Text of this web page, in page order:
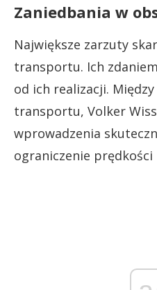
Zaniedbania w
Największe zarzuty
transportu. Ich
od ich realizacji.
transportu, Volker
wprowadzenia
ograniczenie prędkości